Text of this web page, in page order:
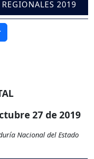
REGIONALES 2019
27 de 2019
Nacional del Estado